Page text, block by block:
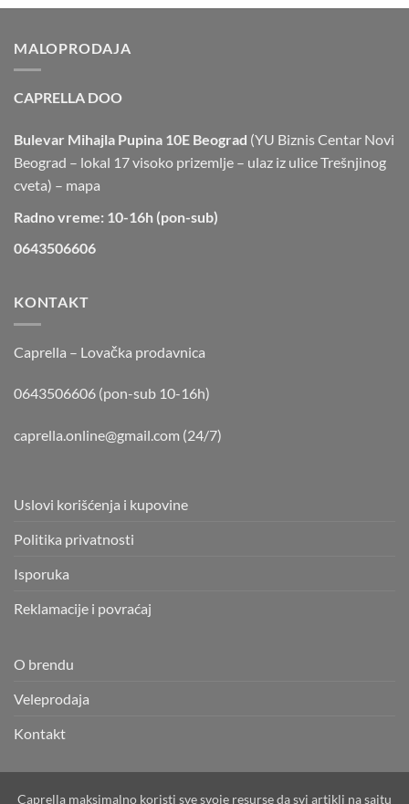
MALOPRODAJA
CAPRELLA DOO
Bulevar Mihajla Pupina 10E Beograd (YU Biznis Centar Novi
Beograd – lokal 17 visoko prizemlje – ulaz iz ulice Trešnjinog
cveta) – mapa
Radno vreme: 10-16h (pon-sub)
0643506606
KONTAKT
Caprella – Lovačka prodavnica
0643506606 (pon-sub 10-16h)
caprella.online@gmail.com (24/7)
Uslovi korišćenja i kupovine
Politika privatnosti
Isporuka
Reklamacije i povraćaj
O brendu
Veleprodaja
Kontakt
Caprella maksimalno koristi sve svoje resurse da svi artikli na sajtu